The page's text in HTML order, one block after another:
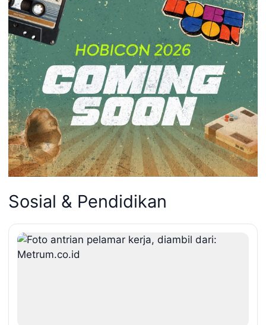
Sosial & Pendidikan